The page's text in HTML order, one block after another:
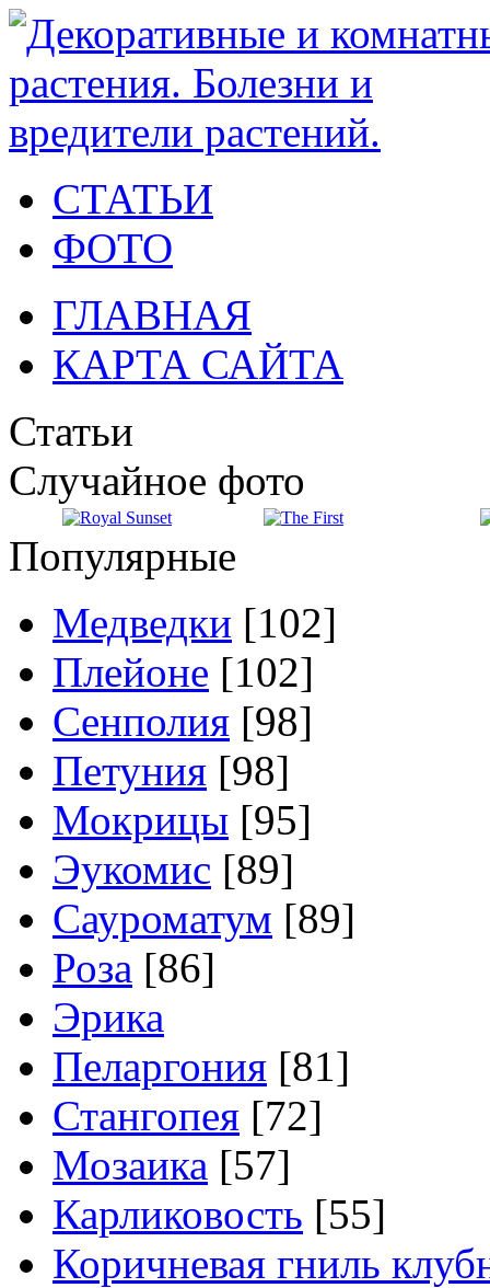
СТАТЬИ
ФОТО
ГЛАВНАЯ
КАРТА САЙТА
Статьи
Случайное фото
Популярные
Медведки [102]
Плейоне [102]
Сенполия [98]
Петуния [98]
Мокрицы [95]
Эукомис [89]
Сауроматум [89]
Роза [86]
Эрика
Пеларгония [81]
Стангопея [72]
Мозаика [57]
Карликовость [55]
Коричневая гниль